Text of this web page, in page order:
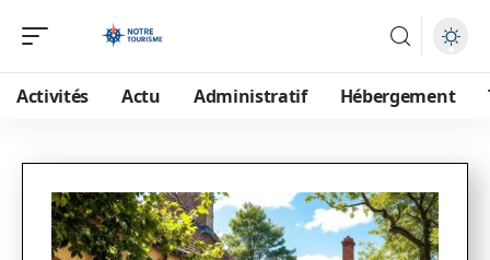
Activités Actu Administratif Hébergement